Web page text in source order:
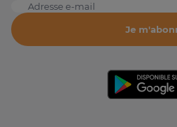
Adresse e-mail
Je